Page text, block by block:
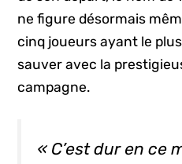
ne figure désormais
cinq joueurs ayant le
sauver avec la
campagne.
« C’est dur en ce